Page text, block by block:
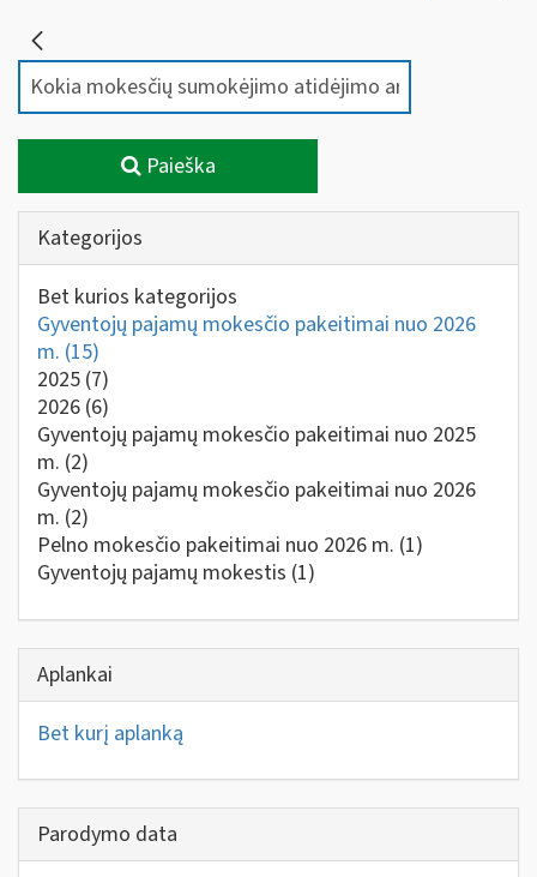
Paieška
Kategorijos
Bet kurios kategorijos
Gyventojų pajamų mokesčio pakeitimai nuo 2026
m. (15)
2025 (7)
2026 (6)
Gyventojų pajamų mokesčio pakeitimai nuo 2025
m. (2)
Gyventojų pajamų mokesčio pakeitimai nuo 2026
m. (2)
Pelno mokesčio pakeitimai nuo 2026 m. (1)
Gyventojų pajamų mokestis (1)
Aplankai
Bet kurį aplanką
Parodymo data